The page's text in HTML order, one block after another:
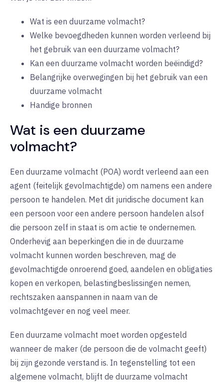
Wat is een duurzame volmacht?
Welke bevoegdheden kunnen worden verleend bij
het gebruik van een duurzame volmacht?
Kan een duurzame volmacht worden beëindigd?
Belangrijke overwegingen bij het gebruik van een
duurzame volmacht
Handige bronnen
Wat is een duurzame
volmacht?
Een duurzame volmacht (POA) wordt verleend aan een
agent (feitelijk gevolmachtigde) om namens een andere
persoon te handelen. Met dit juridische document kan
een persoon voor een andere persoon handelen alsof
die persoon zelf in staat is om actie te ondernemen.
Onderhevig aan beperkingen die in de duurzame
volmacht kunnen worden beschreven, mag de
gevolmachtigde onroerend goed, aandelen en obligaties
kopen en verkopen, belastingbeslissingen nemen,
rechtszaken aanspannen in naam van de
volmachtgever en nog veel meer.
Een duurzame volmacht moet worden opgesteld
wanneer de maker (de persoon die de volmacht geeft)
bij zijn gezonde verstand is. In tegenstelling tot een
algemene volmacht, blijft de duurzame volmacht